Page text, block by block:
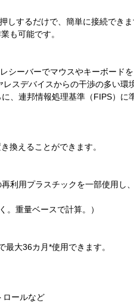
するだけで、簡単に接続できま
も可能です。
シーバーでマウスやキーボードを
スデバイスからの干渉の多い環
、連邦情報処理基準（FIPS）に
換えることができます。
利用プラスチックを一部使用し、
重量ベースで計算。）
大36カ月*使用できます。
ロールなど